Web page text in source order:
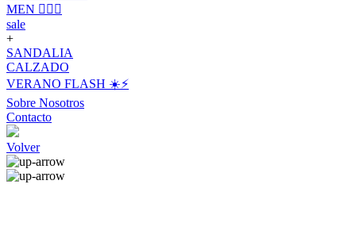
MEN 🙋🏽‍♂️
sale
+
SANDALIA
CALZADO
VERANO FLASH ☀️⚡️
Sobre Nosotros
Contacto
Volver